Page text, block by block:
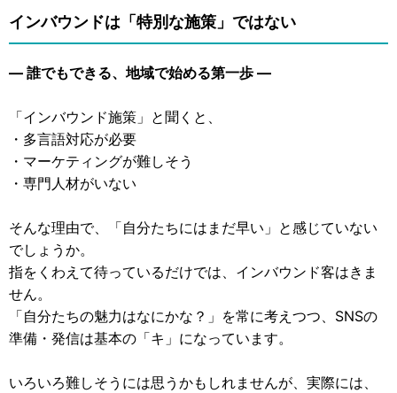
インバウンドは「特別な施策」ではない
― 誰でもできる、地域で始める第一歩 ―
「インバウンド施策」と聞くと、
・多言語対応が必要
・マーケティングが難しそう
・専門人材がいない
そんな理由で、「自分たちにはまだ早い」と感じていない
でしょうか。
指をくわえて待っているだけでは、インバウンド客はきま
せん。
「自分たちの魅力はなにかな？」を常に考えつつ、SNSの
準備・発信は基本の「キ」になっています。
いろいろ難しそうには思うかもしれませんが、実際には、